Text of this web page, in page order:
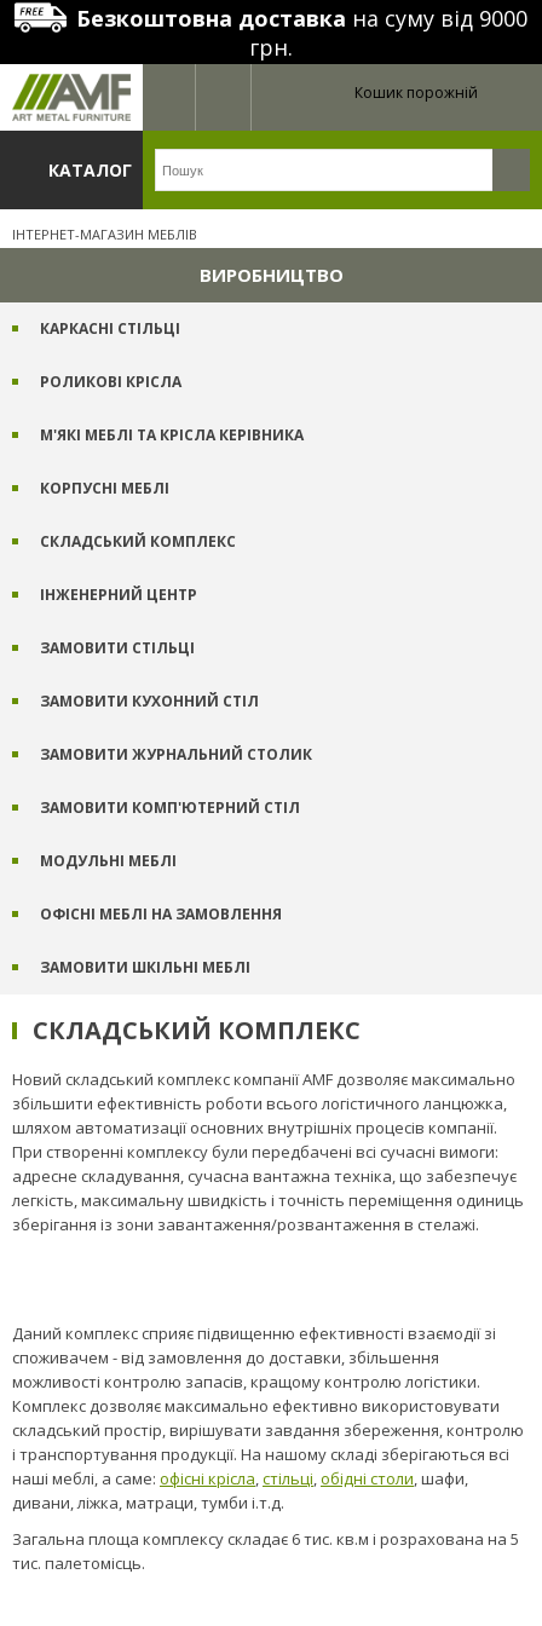
Безкоштовна доставка на суму від 9000
грн.
Кошик порожній
КАТАЛОГ
ІНТЕРНЕТ-МАГАЗИН МЕБЛІВ
ВИРОБНИЦТВО
КАРКАСНІ СТІЛЬЦІ
РОЛИКОВІ КРІСЛА
М'ЯКІ МЕБЛІ ТА КРІСЛА КЕРІВНИКА
КОРПУСНІ МЕБЛІ
СКЛАДСЬКИЙ КОМПЛЕКС
ІНЖЕНЕРНИЙ ЦЕНТР
ЗАМОВИТИ СТІЛЬЦІ
ЗАМОВИТИ КУХОННИЙ СТІЛ
ЗАМОВИТИ ЖУРНАЛЬНИЙ СТОЛИК
ЗАМОВИТИ КОМП'ЮТЕРНИЙ СТІЛ
МОДУЛЬНІ МЕБЛІ
ОФІСНІ МЕБЛІ НА ЗАМОВЛЕННЯ
ЗАМОВИТИ ШКІЛЬНІ МЕБЛІ
СКЛАДСЬКИЙ КОМПЛЕКС
Новий складський комплекс компанії AMF дозволяє максимально
збільшити ефективність роботи всього логістичного ланцюжка,
шляхом автоматизації основних внутрішніх процесів компанії.
При створенні комплексу були передбачені всі сучасні вимоги:
адресне складування, сучасна вантажна техніка, що забезпечує
легкість, максимальну швидкість і точність переміщення одиниць
зберігання із зони завантаження/розвантаження в стелажі.
Даний комплекс сприяє підвищенню ефективності взаємодії зі
споживачем - від замовлення до доставки, збільшення
можливості контролю запасів, кращому контролю логістики.
Комплекс дозволяє максимально ефективно використовувати
складський простір, вирішувати завдання збереження, контролю
і транспортування продукції. На нашому складі зберігаються всі
наші меблі, а саме: офісні крісла,стільці,обідні столи, шафи,
дивани, ліжка, матраци, тумби і.т.д.
Загальна площа комплексу складає 6 тис. кв.м і розрахована на 5
тис. палетомісць.